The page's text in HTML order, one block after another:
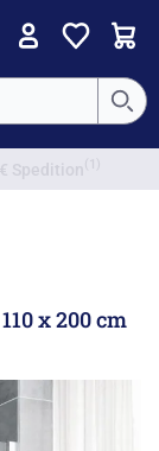
x 200 cm